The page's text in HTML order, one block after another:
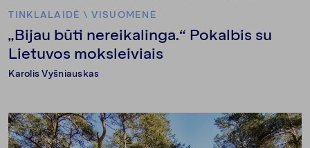
TINKLALAIDĖ \VISUOMENĖ
„Bijau būti nereikalinga.“ Pokalbis su
Lietuvos moksleiviais
Karolis Vyšniauskas